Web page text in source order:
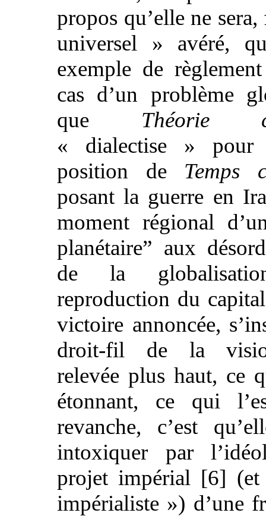
propos qu’elle ne sera,
universel » avéré,
exemple de
cas d’un problème
que Théorie
« dialectise »
position de Temps
posant la guerre en
moment régional
planétaire” aux
de la
reproduction du
victoire annoncée,
droit-fil de la
relevée plus haut, ce
étonnant, ce qui
revanche, c’est
intoxiquer par
projet impérial [6]
impérialiste ») d’une